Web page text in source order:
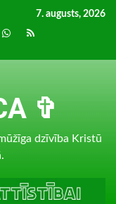
7. augusts, 2026
whatsapp
RSS
✞
dzīvība Kristū